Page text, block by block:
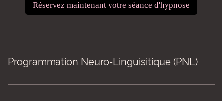
Réservez maintenant votre séance d'hypnose
Programmation Neuro-Linguisitique (PNL)